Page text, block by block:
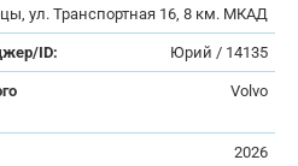
ул. Транспортная 16, 8 км. МКАД
ID: Юрий / 14135
Volvo
2026